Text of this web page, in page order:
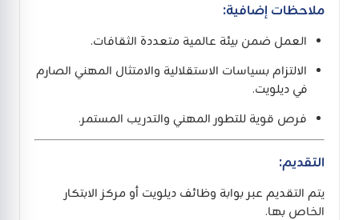
ملاحظات إضافية:
العمل ضمن بيئة عالمية متعددة الثقافات.
الالتزام بسياسات الاستقلالية والامتثال المهني الصارم
في ديلويت.
فرص قوية للتطور المهني والتدريب المستمر.
التقديم:
يتم التقديم عبر بوابة وظائف ديلويت أو مركز الابتكار
الخاص بها.